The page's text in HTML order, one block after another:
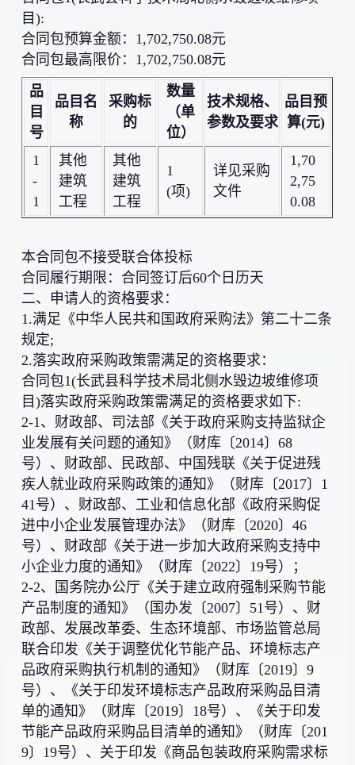
目):
合同包预算金额：1,702,750.08元
合同包最高限价：1,702,750.08元
品
目
号
品目名
称
采购标
的
数量
（单
位）
技术规格、
参数及要求
品目预
算(元)
1
-
1
其他
建筑
工程
其他
建筑
工程
1
(项)
详见采购
文件
1,70
2,75
0.08
本合同包不接受联合体投标
合同履行期限：合同签订后60个日历天
二、申请人的资格要求：
1.满足《中华人民共和国政府采购法》第二十二条
规定;
2.落实政府采购政策需满足的资格要求：
合同包1(长武县科学技术局北侧水毁边坡维修项
目)落实政府采购政策需满足的资格要求如下:
2-1、财政部、司法部《关于政府采购支持监狱企
业发展有关问题的通知》（财库〔2014〕68
号）、财政部、民政部、中国残联《关于促进残
疾人就业政府采购政策的通知》（财库〔2017〕1
41号）、财政部、工业和信息化部《政府采购促
进中小企业发展管理办法》（财库〔2020〕46
号）、财政部《关于进一步加大政府采购支持中
小企业力度的通知》（财库〔2022〕19号）；
2-2、国务院办公厅《关于建立政府强制采购节能
产品制度的通知》（国办发〔2007〕51号）、财
政部、发展改革委、生态环境部、市场监管总局
联合印发《关于调整优化节能产品、环境标志产
品政府采购执行机制的通知》（财库〔2019〕9
号）、《关于印发环境标志产品政府采购品目清
单的通知》（财库〔2019〕18号）、《关于印发
节能产品政府采购品目清单的通知》（财库〔201
9〕19号）、关于印发《商品包装政府采购需求标